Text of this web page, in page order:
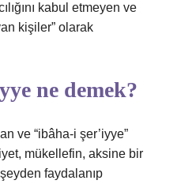
kabul etmeyen ve
kişiler” olarak
ne demek?
ve “ibâha-i şer’iyye”
mükellefin, aksine bir
faydalanıp